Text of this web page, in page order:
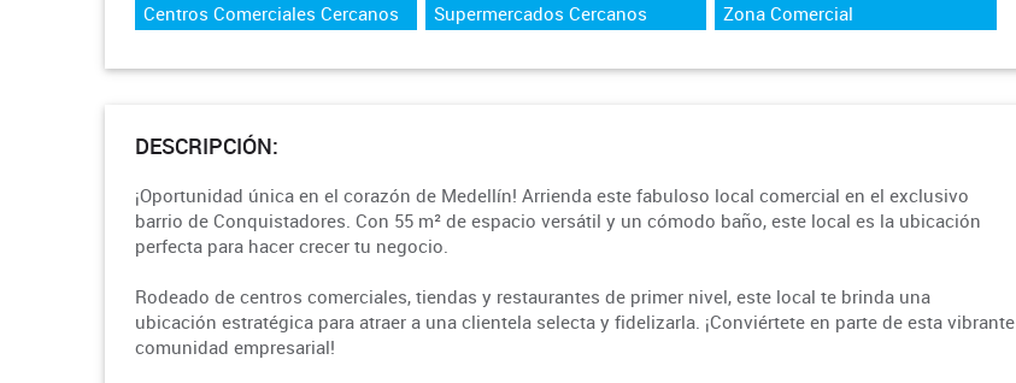
Centros Comerciales Cercanos Supermercados Cercanos Zona Comercial
DESCRIPCIÓN:
¡Oportunidad única en el corazón de Medellín! Arrienda este fabuloso local comercial en el exclusivo
barrio de Conquistadores. Con 55 m² de espacio versátil y un cómodo baño, este local es la ubicación
perfecta para hacer crecer tu negocio.
Rodeado de centros comerciales, tiendas y restaurantes de primer nivel, este local te brinda una
ubicación estratégica para atraer a una clientela selecta y fidelizarla. ¡Conviértete en parte de esta vibrante
comunidad empresarial!